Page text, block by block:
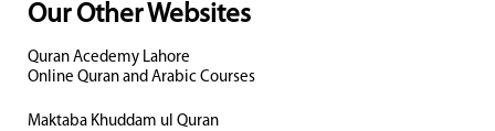
Our Other Websites
Quran Acedemy Lahore
Online Quran and Arabic Courses
Maktaba Khuddam ul Quran